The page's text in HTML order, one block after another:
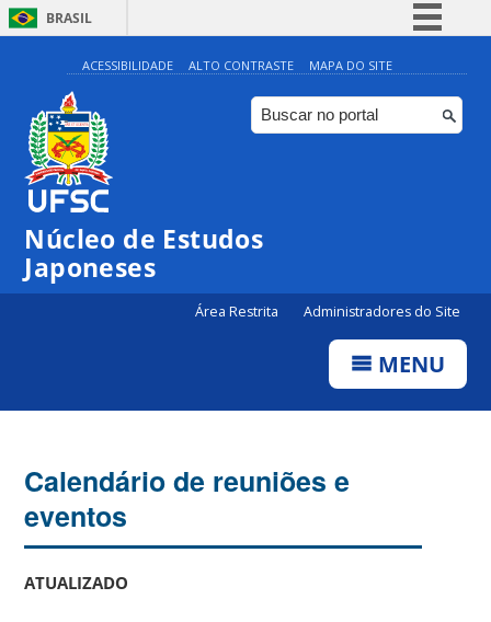
BRASIL
Simplifique!
Comunica BR
Participe
ACESSIBILIDADE ALTO CONTRASTE MAPA DO SITE
Núcleo de Estudos
Japoneses
Área Restrita Administradores do Site
MENU
Calendário de reuniões e
eventos
ATUALIZADO